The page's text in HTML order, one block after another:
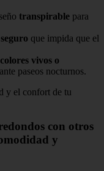
transpirable para
que impida que el
colores vivos o
paseos nocturnos.
y el confort de tu
con otros
y